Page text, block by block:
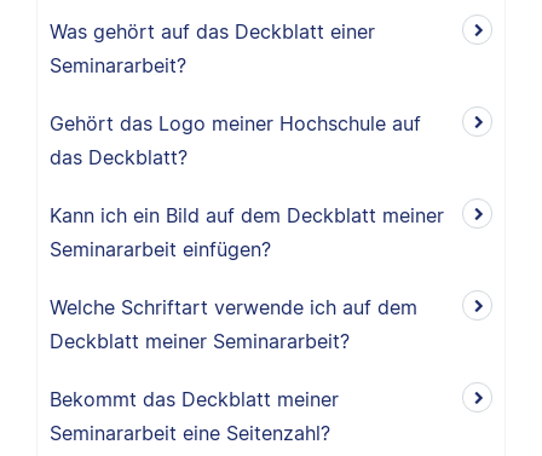
Was gehört auf das Deckblatt einer
Seminararbeit?
Gehört das Logo meiner Hochschule auf
das Deckblatt?
Kann ich ein Bild auf dem Deckblatt meiner
Seminararbeit einfügen?
Welche Schriftart verwende ich auf dem
Deckblatt meiner Seminararbeit?
Bekommt das Deckblatt meiner
Seminararbeit eine Seitenzahl?